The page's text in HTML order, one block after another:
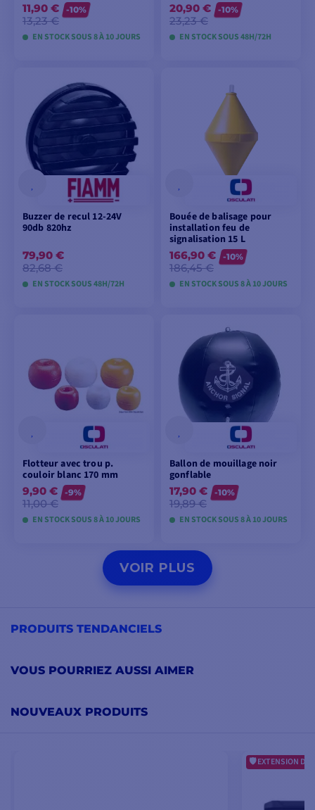
11,90 €
13,23 €
-10%
EN STOCK SOUS 8 À 10 JOURS
VOIR LES MODÈLES
20,90 €
23,23 €
-10%
EN STOCK SOUS 48H/72H
PANIER
Buzzer de recul 12-24V
90db 820hz
79,90 €
82,68 €
EN STOCK SOUS 48H/72H
Bouée de balisage pour
installation feu de
signalisation 15 L
166,90 €
186,45 €
-10%
EN STOCK SOUS 8 À 10 JOURS
VOIR LES MODÈLES
Flotteur avec trou p.
couloir blanc 170 mm
9,90 €
11,00 €
-9%
EN STOCK SOUS 8 À 10 JOURS
VOIR LES MODÈLES
Ballon de mouillage noir
gonflable
17,90 €
19,89 €
-10%
EN STOCK SOUS 8 À 10 JOURS
VOIR LES MODÈLES
VOIR PLUS
PRODUITS TENDANCIELS
VOUS POURRIEZ AUSSI AIMER
NOUVEAUX PRODUITS
EXTENSION DE